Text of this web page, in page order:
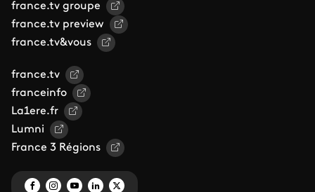
france.tv groupe
france.tv preview
france.tv&vous
france.tv
franceinfo
La1ere.fr
Lumni
France 3 Régions